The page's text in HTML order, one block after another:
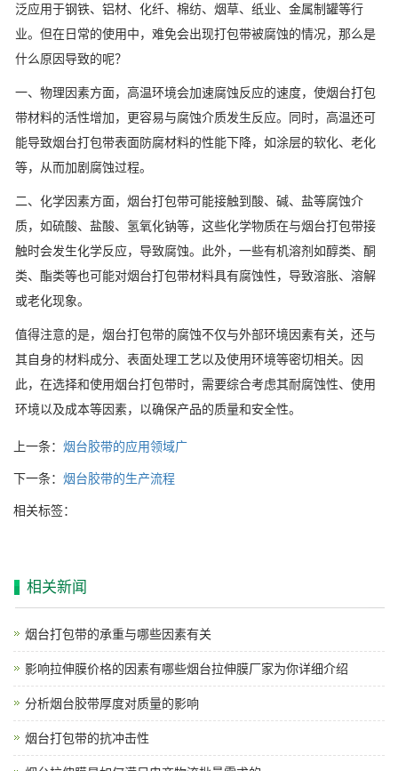
泛应用于钢铁、铝材、化纤、棉纺、烟草、纸业、金属制罐等行
业。但在日常的使用中，难免会出现打包带被腐蚀的情况，那么是
什么原因导致的呢？
一、物理因素方面，高温环境会加速腐蚀反应的速度，使烟台打包
带材料的活性增加，更容易与腐蚀介质发生反应。同时，高温还可
能导致烟台打包带表面防腐材料的性能下降，如涂层的软化、老化
等，从而加剧腐蚀过程。
二、化学因素方面，烟台打包带可能接触到酸、碱、盐等腐蚀介
质，如硫酸、盐酸、氢氧化钠等，这些化学物质在与烟台打包带接
触时会发生化学反应，导致腐蚀。此外，一些有机溶剂如醇类、酮
类、酯类等也可能对烟台打包带材料具有腐蚀性，导致溶胀、溶解
或老化现象。
值得注意的是，烟台打包带的腐蚀不仅与外部环境因素有关，还与
其自身的材料成分、表面处理工艺以及使用环境等密切相关。因
此，在选择和使用烟台打包带时，需要综合考虑其耐腐蚀性、使用
环境以及成本等因素，以确保产品的质量和安全性。
上一条： 烟台胶带的应用领域广
下一条： 烟台胶带的生产流程
相关标签：
相关新闻
烟台打包带的承重与哪些因素有关
影响拉伸膜价格的因素有哪些烟台拉伸膜厂家为你详细介绍
分析烟台胶带厚度对质量的影响
烟台打包带的抗冲击性